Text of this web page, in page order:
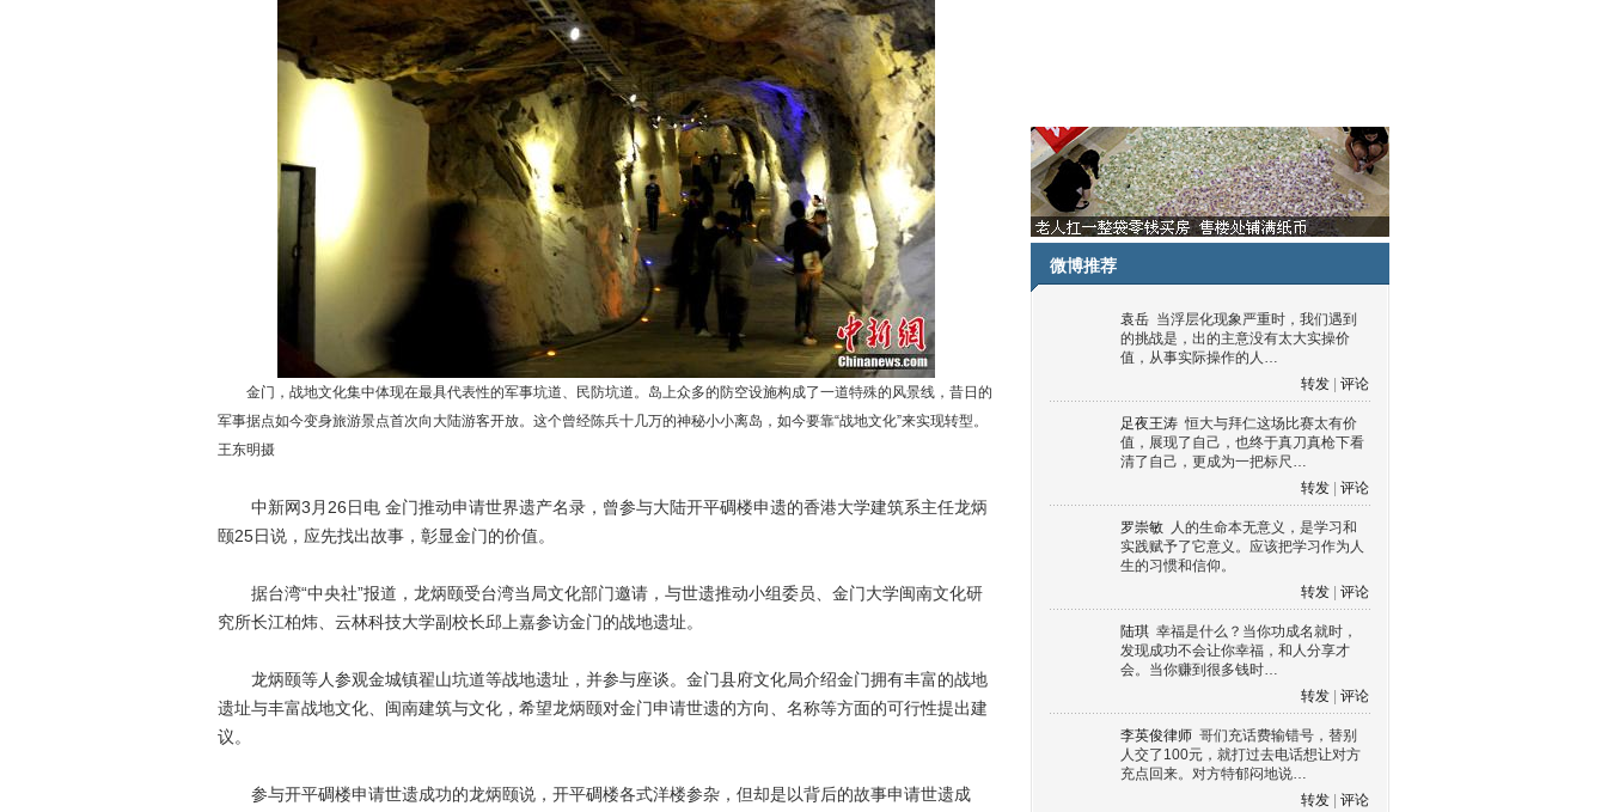
金门，战地文化集中体现在最具代表性的军事坑道、民防坑道。岛上众多的防空设施构成了一道特殊的风景线，昔日的
军事据点如今变身旅游景点首次向大陆游客开放。这个曾经陈兵十几万的神秘小小离岛，如今要靠“战地文化”来实现转型。
王东明摄
中新网3月26日电 金门推动申请世界遗产名录，曾参与大陆开平碉楼申遗的香港大学建筑系主任龙炳
颐25日说，应先找出故事，彰显金门的价值。
据台湾“中央社”报道，龙炳颐受台湾当局文化部门邀请，与世遗推动小组委员、金门大学闽南文化研
究所长江柏炜、云林科技大学副校长邱上嘉参访金门的战地遗址。
龙炳颐等人参观金城镇翟山坑道等战地遗址，并参与座谈。金门县府文化局介绍金门拥有丰富的战地
遗址与丰富战地文化、闽南建筑与文化，希望龙炳颐对金门申请世遗的方向、名称等方面的可行性提出建
议。
参与开平碉楼申请世遗成功的龙炳颐说，开平碉楼各式洋楼参杂，但却是以背后的故事申请世遗成
微博推荐
袁岳 当浮层化现象严重时，我们遇到
的挑战是，出的主意没有太大实操价
值，从事实际操作的人…
转发
评论
足夜王涛 恒大与拜仁这场比赛太有价
值，展现了自己，也终于真刀真枪下看
清了自己，更成为一把标尺…
转发
评论
罗崇敏 人的生命本无意义，是学习和
实践赋予了它意义。应该把学习作为人
生的习惯和信仰。
转发
评论
陆琪 幸福是什么？当你功成名就时，
发现成功不会让你幸福，和人分享才
会。当你赚到很多钱时…
转发
评论
李英俊律师 哥们充话费输错号，替别
人交了100元，就打过去电话想让对方
充点回来。对方特郁闷地说…
转发
评论